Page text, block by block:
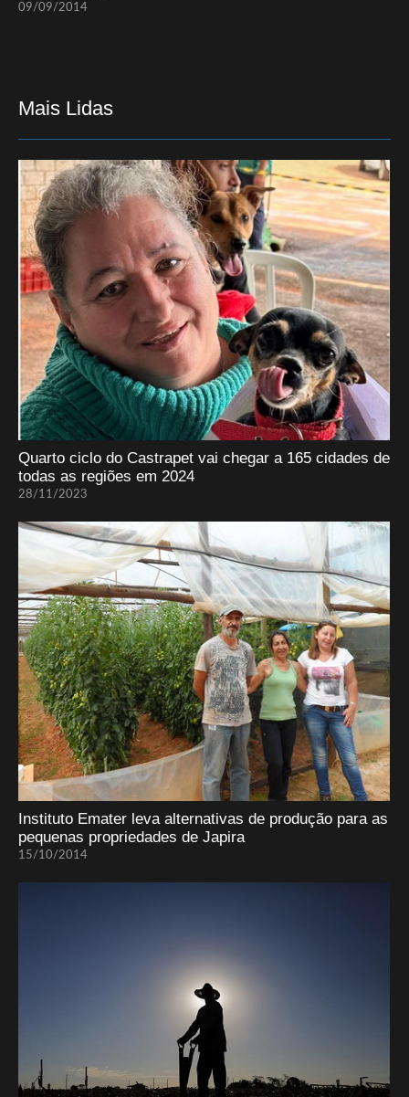
09/09/2014
Mais Lidas
Quarto ciclo do Castrapet vai chegar a 165 cidades de
todas as regiões em 2024
28/11/2023
Instituto Emater leva alternativas de produção para as
pequenas propriedades de Japira
15/10/2014